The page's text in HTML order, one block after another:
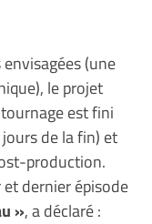
(une
le projet
est fini
de la fin) et
production.
dernier épisode
», a déclaré :